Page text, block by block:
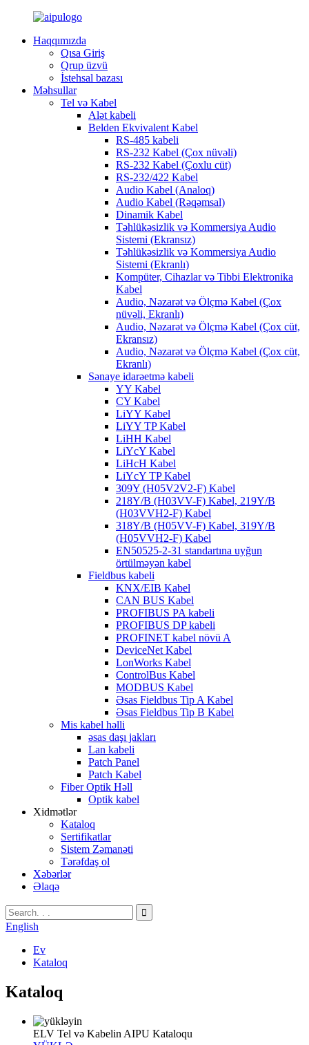
Haqqımızda
Qısa Giriş
Qrup üzvü
İstehsal bazası
Məhsullar
Tel və Kabel
Alət kabeli
Belden Ekvivalent Kabel
RS-485 kabeli
RS-232 Kabel (Çox nüvəli)
RS-232 Kabel (Çoxlu cüt)
RS-232/422 Kabel
Audio Kabel (Analoq)
Audio Kabel (Rəqəmsal)
Dinamik Kabel
Təhlükəsizlik və Kommersiya Audio
Sistemi (Ekransız)
Təhlükəsizlik və Kommersiya Audio
Sistemi (Ekranlı)
Kompüter, Cihazlar və Tibbi Elektronika
Kabel
Audio, Nəzarət və Ölçmə Kabel (Çox
nüvəli, Ekranlı)
Audio, Nəzarət və Ölçmə Kabel (Çox cüt,
Ekransız)
Audio, Nəzarət və Ölçmə Kabel (Çox cüt,
Ekranlı)
Sənaye idarəetmə kabeli
YY Kabel
CY Kabel
LiYY Kabel
LiYY TP Kabel
LiHH Kabel
LiYcY Kabel
LiHcH Kabel
LiYcY TP Kabel
309Y (H05V2V2-F) Kabel
218Y/B (H03VV-F) Kabel, 219Y/B
(H03VVH2-F) Kabel
318Y/B (H05VV-F) Kabel, 319Y/B
(H05VVH2-F) Kabel
EN50525-2-31 standartına uyğun
örtülməyən kabel
Fieldbus kabeli
KNX/EIB Kabel
CAN BUS Kabel
PROFIBUS PA kabeli
PROFIBUS DP kabeli
PROFINET kabel növü A
DeviceNet Kabel
LonWorks Kabel
ControlBus Kabel
MODBUS Kabel
Əsas Fieldbus Tip A Kabel
Əsas Fieldbus Tip B Kabel
Mis kabel həlli
əsas daşı jakları
Lan kabeli
Patch Panel
Patch Kabel
Fiber Optik Həll
Optik kabel
Xidmətlər
Kataloq
Sertifikatlar
Sistem Zəmanəti
Tərəfdaş ol
Xəbərlər
Əlaqə
English
Ev
Kataloq
Kataloq
ELV Tel və Kabelin AIPU Kataloqu